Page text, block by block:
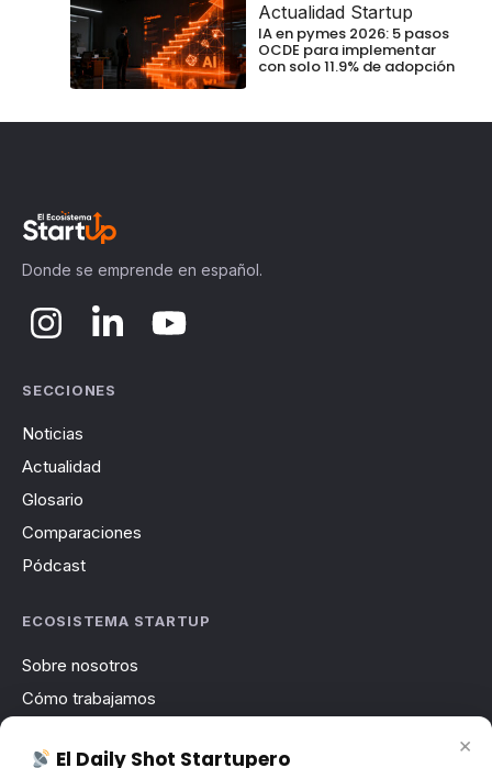
Actualidad Startup
IA en pymes 2026: 5 pasos
OCDE para implementar
con solo 11.9% de adopción
Donde se emprende en español.
SECCIONES
Noticias
Actualidad
Glosario
Comparaciones
Pódcast
ECOSISTEMA STARTUP
Sobre nosotros
Cómo trabajamos
×
El Daily Shot Startupero